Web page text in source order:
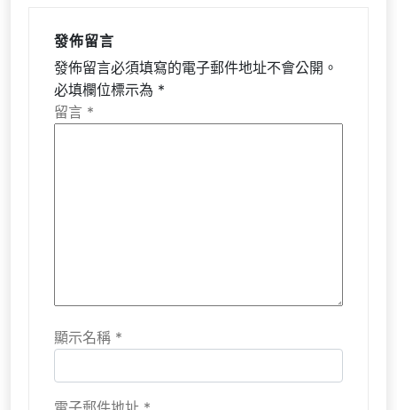
發佈留言
發佈留言必須填寫的電子郵件地址不會公開。
必填欄位標示為 *
留言 *
顯示名稱 *